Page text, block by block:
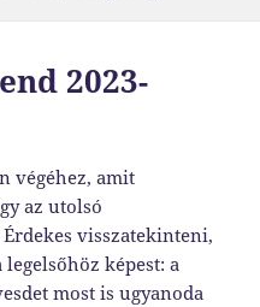
2023-
végéhez, amit
az utolsó
visszatekinteni,
képest: a
most is ugyanoda